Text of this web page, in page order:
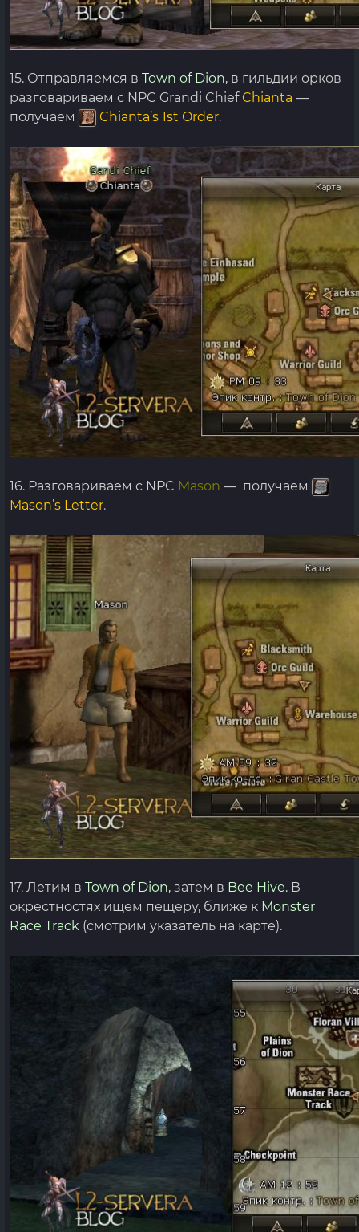
15. Отправляемся в Town of Dion, в гильдии орков
разговариваем с NPC Grandi ChiefChianta —
получаем
Chianta’s 1st Order.
16. Разговариваем с NPC Mason — получаем
Mason’s Letter.
17. Летим в Town of Dion, затем в Bee Hive. В
окрестностях ищем пещеру, ближе к Monster
Race Track (смотрим указатель на карте).